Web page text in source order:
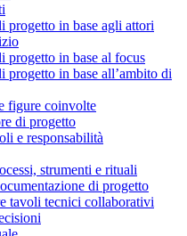
progetto in base agli attori
progetto in base al focus
progetto in base all’ambito di
figure coinvolte
di progetto
e responsabilità
strumenti e rituali
di progetto
tavoli tecnici collaborativi